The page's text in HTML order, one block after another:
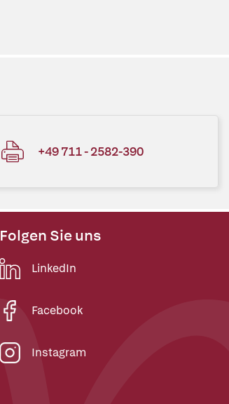
+49 711 - 2582-390
Folgen Sie uns
LinkedIn
Facebook
Instagram